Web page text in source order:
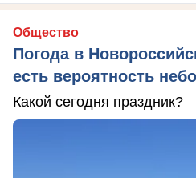
Общество
Погода в
есть вероятность
Какой сегодня праздник?